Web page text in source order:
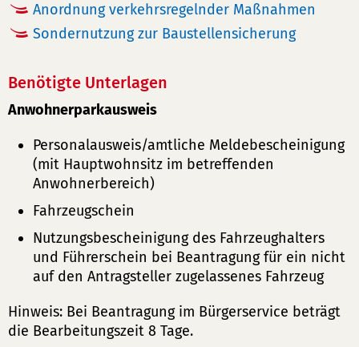
Anordnung verkehrsregelnder Maßnahmen
Sondernutzung zur Baustellensicherung
Benötigte Unterlagen
Anwohnerparkausweis
Personalausweis/amtliche Meldebescheinigung
(mit Hauptwohnsitz im betreffenden
Anwohnerbereich)
Fahrzeugschein
Nutzungsbescheinigung des Fahrzeughalters
und Führerschein bei Beantragung für ein nicht
auf den Antragsteller zugelassenes Fahrzeug
Hinweis: Bei Beantragung im Bürgerservice beträgt
die Bearbeitungszeit 8 Tage.